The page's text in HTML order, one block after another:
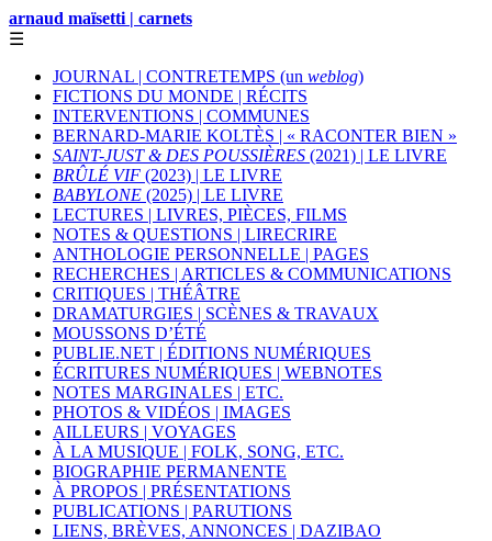
arnaud maïsetti | carnets
☰
JOURNAL | CONTRETEMPS (un weblog)
FICTIONS DU MONDE | RÉCITS
INTERVENTIONS | COMMUNES
BERNARD-MARIE KOLTÈS | « RACONTER BIEN »
SAINT-JUST & DES POUSSIÈRES (2021) | LE LIVRE
BRÛLÉ VIF (2023) | LE LIVRE
BABYLONE (2025) | LE LIVRE
LECTURES | LIVRES, PIÈCES, FILMS
NOTES & QUESTIONS | LIRECRIRE
ANTHOLOGIE PERSONNELLE | PAGES
RECHERCHES | ARTICLES & COMMUNICATIONS
CRITIQUES | THÉÂTRE
DRAMATURGIES | SCÈNES & TRAVAUX
MOUSSONS D’ÉTÉ
PUBLIE.NET | ÉDITIONS NUMÉRIQUES
ÉCRITURES NUMÉRIQUES | WEBNOTES
NOTES MARGINALES | ETC.
PHOTOS & VIDÉOS | IMAGES
AILLEURS | VOYAGES
À LA MUSIQUE | FOLK, SONG, ETC.
BIOGRAPHIE PERMANENTE
À PROPOS | PRÉSENTATIONS
PUBLICATIONS | PARUTIONS
LIENS, BRÈVES, ANNONCES | DAZIBAO